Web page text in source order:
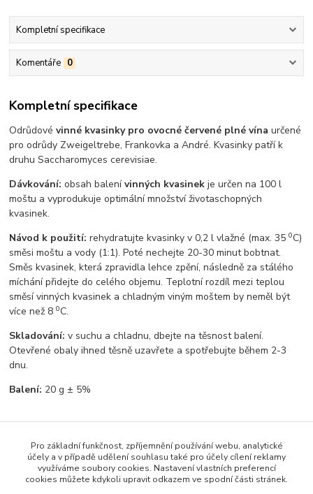
Kompletní specifikace
Komentáře 0
Kompletní specifikace
Odrůdovévinné kvasinky pro ovocné červené plné vína určené
pro odrůdy Zweigeltrebe, Frankovka a André. Kvasinky patří k
druhu Saccharomyces cerevisiae.
Dávkování:obsah balenívinných kvasinek je určen na 100 l
moštu a vyprodukuje optimální množství životaschopných
kvasinek.
Návod k použití:rehydratujte kvasinky v 0,2 l vlažné (max. 350C)
směsi moštu a vody (1:1). Poté nechejte 20-30 minut bobtnat.
Směs kvasinek, která zpravidla lehce zpění, následně za stálého
míchání přidejte do celého objemu. Teplotní rozdíl mezi teplou
směsí vinných kvasinek a chladným viným moštem by neměl být
více než 80C.
Skladování:v suchu a chladnu, dbejte na těsnost balení.
Otevřené obaly ihned těsně uzavřete a spotřebujte během 2-3
dnu.
Balení: 20 g ± 5%
Zboží zařazeno v kategoriích
Vinařské potřeby
Pro základní funkčnost, zpříjemnění používání webu, analytické
účely a v případě udělení souhlasu také pro účely cílení reklamy
využíváme soubory cookies. Nastavení vlastních preferencí
cookies můžete kdykoli upravit odkazem ve spodní části stránek.